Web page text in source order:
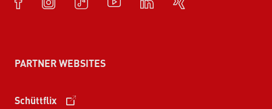
PARTNER WEBSITES
Schüttflix